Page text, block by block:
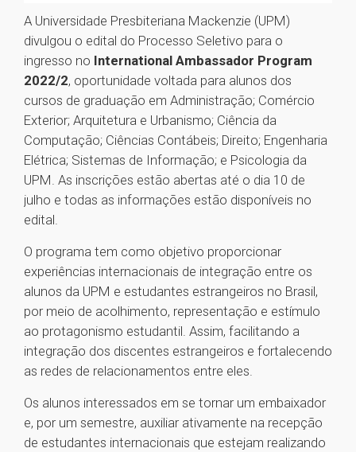
A Universidade Presbiteriana Mackenzie (UPM)
divulgou o edital do Processo Seletivo para o
ingresso no International Ambassador Program
2022/2, oportunidade voltada para alunos dos
cursos de graduação em Administração; Comércio
Exterior; Arquitetura e Urbanismo; Ciência da
Computação; Ciências Contábeis; Direito; Engenharia
Elétrica; Sistemas de Informação; e Psicologia da
UPM. As inscrições estão abertas até o dia 10 de
julho e todas as informações estão disponíveis no
edital.
O programa tem como objetivo proporcionar
experiências internacionais de integração entre os
alunos da UPM e estudantes estrangeiros no Brasil,
por meio de acolhimento, representação e estímulo
ao protagonismo estudantil. Assim, facilitando a
integração dos discentes estrangeiros e fortalecendo
as redes de relacionamentos entre eles.
Os alunos interessados em se tornar um embaixador
e, por um semestre, auxiliar ativamente na recepção
de estudantes internacionais que estejam realizando